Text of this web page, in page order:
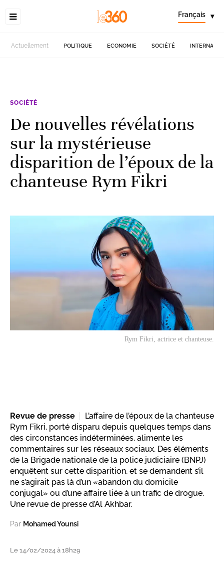
Français ▾
Actuellement POLITIQUE ECONOMIE SOCIÉTÉ
SOCIÉTÉ
De nouvelles révélations
sur la mystérieuse
disparition de l’époux de la
chanteuse Rym Fikri
Rym Fikri, actrice et chanteuse.
Revue de presse
L’affaire de l’époux de la chanteuse
Rym Fikri, porté disparu depuis quelques temps dans
des circonstances indéterminées, alimente les
commentaires sur les réseaux sociaux. Des éléments
de la Brigade nationale de la police judiciaire (BNPJ)
enquêtent sur cette disparition, et se demandent s’il
ne s’agirait pas là d’un «abandon du domicile
conjugal» ou d’une affaire liée à un trafic de drogue.
Une revue de presse d’Al Akhbar.
Par Mohamed Younsi
Le 14/02/2024 à 18h29